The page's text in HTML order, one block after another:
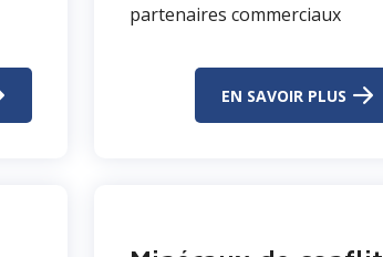
partenaires commerciaux
EN SAVOIR PLUS